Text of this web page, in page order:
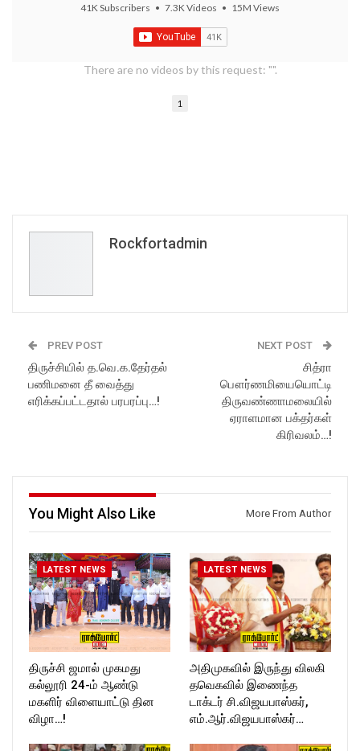
41K Subscribers • 7.3K Videos • 15M Views
There are no videos by this request: "".
1
Rockfortadmin
PREV POST
திருச்சியில் த.வெ.க.தேர்தல்
பணிமனை தீ வைத்து
எரிக்கப்பட்டதால் பரபரப்பு…!
NEXT POST
சித்ரா
பௌர்ணமியையொட்டி
திருவண்ணாமலையில்
ஏராளமான பக்தர்கள்
கிரிவலம்…!
You Might Also Like More From Author
LATEST NEWS
திருச்சி ஜமால் முகமது
கல்லூரி 24-ம் ஆண்டு
மகளிர் விளையாட்டு தின
விழா…!
LATEST NEWS
அதிமுகவில் இருந்து விலகி
தவெகவில் இணைந்த
டாக்டர் சி.விஜயபாஸ்கர்,
எம்.ஆர்.விஜயபாஸ்கர்…